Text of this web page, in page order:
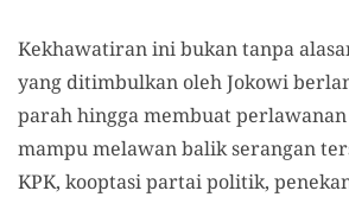
Kekhawatiran ini bukan tanpa
yang ditimbulkan oleh Jokowi
parah hingga membuat
mampu melawan balik serangan
KPK, kooptasi partai politik,